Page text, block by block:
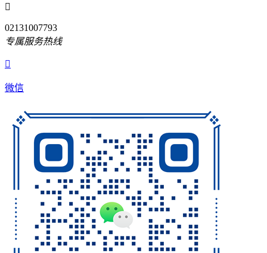

02131007793
专属服务热线

微信